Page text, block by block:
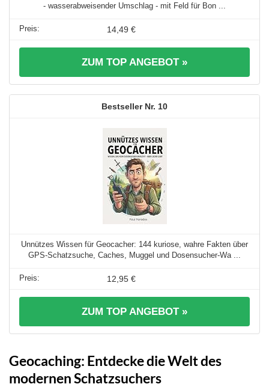
- wasserabweisender Umschlag - mit Feld für Bon ...
14,49 €
ZUM TOP ANGEBOT »
10
Unnützes Wissen für Geocacher: 144 kuriose, wahre Fakten über
GPS-Schatzsuche, Caches, Muggel und Dosensucher-Wa ...
12,95 €
ZUM TOP ANGEBOT »
Geocaching: Entdecke die Welt des
modernen Schatzsuchers